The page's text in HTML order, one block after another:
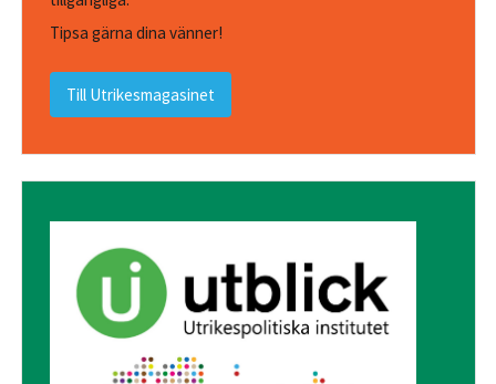
Tipsa gärna dina vänner!
Till Utrikesmagasinet